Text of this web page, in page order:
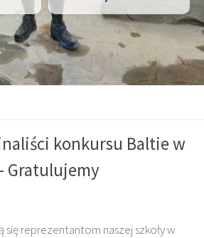
konkursu Baltie w
Gratulujemy
się reprezentantom naszej szkoły w